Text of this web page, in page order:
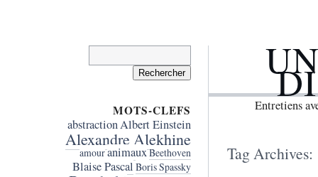
Entretiens
Tag Archives:
MOTS-CLEFS
abstractionAlbert Einstein
Alexandre Alekhine
amouranimauxBeethoven
Blaise Pascal Boris Spassky